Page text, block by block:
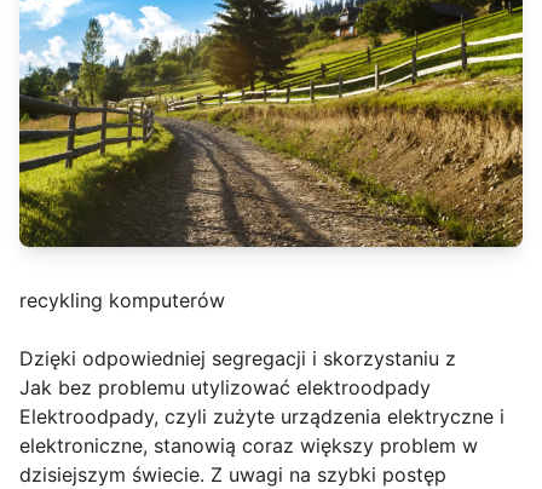
recykling komputerów
Dzięki odpowiedniej segregacji i skorzystaniu z
Jak bez problemu utylizować elektroodpady
Elektroodpady, czyli zużyte urządzenia elektryczne i
elektroniczne, stanowią coraz większy problem w
dzisiejszym świecie. Z uwagi na szybki postęp